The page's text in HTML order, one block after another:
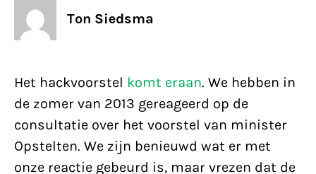
Ton Siedsma
Het hackvoorstel komt eraan. We hebben in
de zomer van 2013 gereageerd op de
consultatie over het voorstel van minister
Opstelten. We zijn benieuwd wat er met
onze reactie gebeurd is, maar vrezen dat de